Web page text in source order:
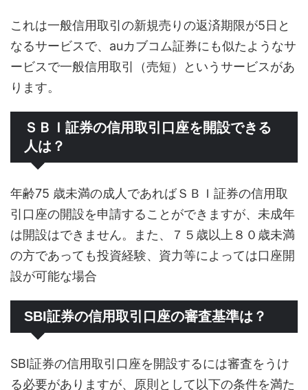
これは一般信用取引の新規売りの返済期限が5日と
なるサービスで、auカブコム証券にも似たようなサ
ービスで一般信用取引（売短）というサービスがあ
ります。
ＳＢＩ証券の信用取引口座を開設できる
人は？
年齢75 歳未満の成人であればＳＢＩ証券の信用取
引口座の開設を申請することができますが、未成年
は開設はできません。また、７５歳以上８０歳未満
の方であっても投資経験、資力等によっては口座開
設が可能な場合
SBI証券の信用取引口座の審査基準は？
SBI証券の信用取引口座を開設するには審査をうけ
る必要がありますが、原則として以下の条件を満た